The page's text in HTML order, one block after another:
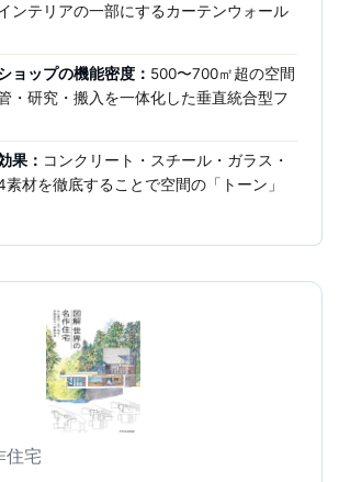
ンテリアの一部にするカーテンウォール
ョップの機能密度： 500〜700㎡超の空間
・研究・搬入を一体化した垂直統合型フ
果： コンクリート・スチール・ガラス・
材を徹底することで空間の「トーン」
住宅